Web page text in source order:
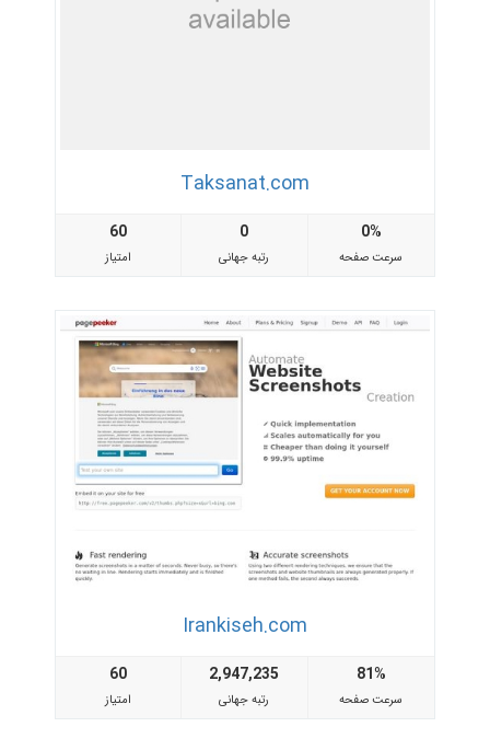
Taksanat.com
60
امتیاز
0
رتبه جهانی
0%
سرعت صفحه
Irankiseh.com
60
امتیاز
2,947,235
رتبه جهانی
81%
سرعت صفحه